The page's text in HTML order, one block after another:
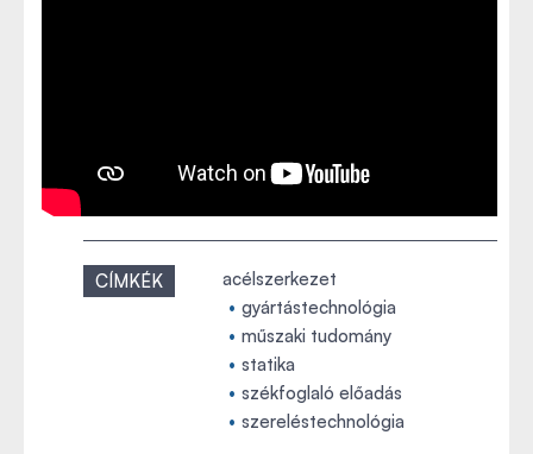
CÍMKÉK
acélszerkezet
gyártástechnológia
műszaki tudomány
statika
székfoglaló előadás
szereléstechnológia